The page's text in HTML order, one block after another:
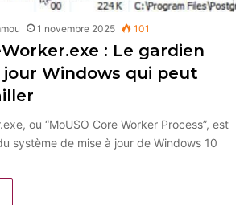
1 novembre 2025 101
: Le gardien
jour Windows qui peut
ou “MoUSO Core Worker Process”, est
système de mise à jour de Windows 10